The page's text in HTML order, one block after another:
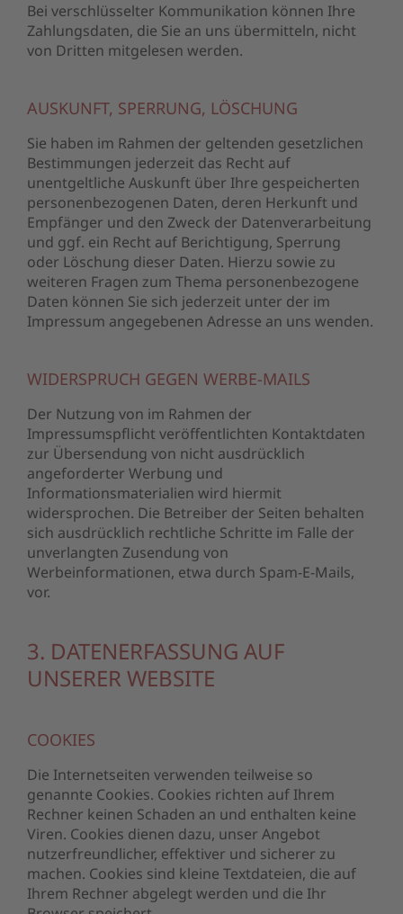
Bei verschlüsselter Kommunikation können Ihre
Zahlungsdaten, die Sie an uns übermitteln, nicht
von Dritten mitgelesen werden.
AUSKUNFT, SPERRUNG, LÖSCHUNG
Sie haben im Rahmen der geltenden gesetzlichen
Bestimmungen jederzeit das Recht auf
unentgeltliche Auskunft über Ihre gespeicherten
personenbezogenen Daten, deren Herkunft und
Empfänger und den Zweck der Datenverarbeitung
und ggf. ein Recht auf Berichtigung, Sperrung
oder Löschung dieser Daten. Hierzu sowie zu
weiteren Fragen zum Thema personenbezogene
Daten können Sie sich jederzeit unter der im
Impressum angegebenen Adresse an uns wenden.
WIDERSPRUCH GEGEN WERBE-MAILS
Der Nutzung von im Rahmen der
Impressumspflicht veröffentlichten Kontaktdaten
zur Übersendung von nicht ausdrücklich
angeforderter Werbung und
Informationsmaterialien wird hiermit
widersprochen. Die Betreiber der Seiten behalten
sich ausdrücklich rechtliche Schritte im Falle der
unverlangten Zusendung von
Werbeinformationen, etwa durch Spam-E-Mails,
vor.
3. DATENERFASSUNG AUF
UNSERER WEBSITE
COOKIES
Die Internetseiten verwenden teilweise so
genannte Cookies. Cookies richten auf Ihrem
Rechner keinen Schaden an und enthalten keine
Viren. Cookies dienen dazu, unser Angebot
nutzerfreundlicher, effektiver und sicherer zu
machen. Cookies sind kleine Textdateien, die auf
Ihrem Rechner abgelegt werden und die Ihr